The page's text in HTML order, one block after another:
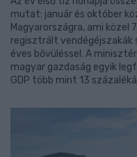
mutat: január és október
Magyarországra, ami közel
regisztrált vendégéjszakák
éves bővüléssel. A
magyar gazdaság egyik
GDP több mint 13